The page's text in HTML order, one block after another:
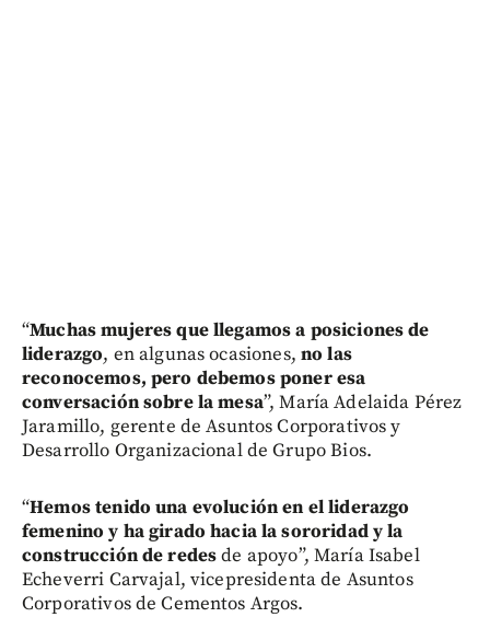
“Muchas mujeres que llegamos a posiciones de
liderazgo, en algunas ocasiones, no las
reconocemos, pero debemos poner esa
conversación sobre la mesa”, María Adelaida Pérez
Jaramillo, gerente de Asuntos Corporativos y
Desarrollo Organizacional de Grupo Bios.
“Hemos tenido una evolución en el liderazgo
femenino y ha girado hacia la sororidad y la
construcción de redesde apoyo”, María Isabel
Echeverri Carvajal, vicepresidenta de Asuntos
Corporativos de Cementos Argos.